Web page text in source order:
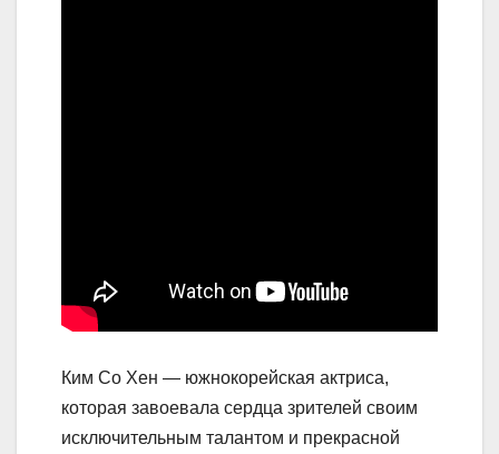
Ким Со Хен — южнокорейская актриса,
которая завоевала сердца зрителей своим
исключительным талантом и прекрасной